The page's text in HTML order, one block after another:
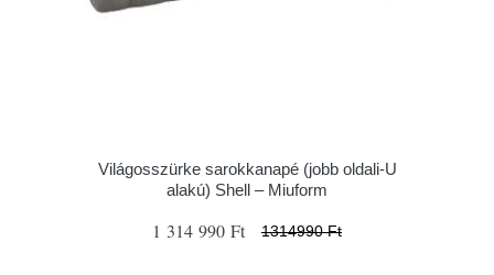
Világosszürke sarokkanapé (jobb oldali-U
alakú) Shell – Miuform
1 314 990 Ft 1314990 Ft